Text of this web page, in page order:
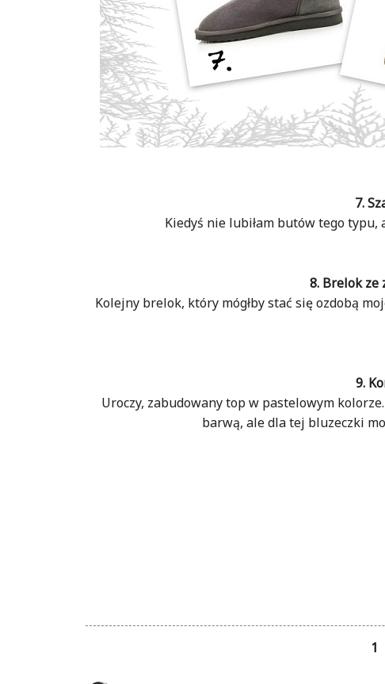
7.
Kiedyś nie lubiłam butów tego
8. Brelok ze
Kolejny brelok, który mógłby stać się ozdobą
9.
Uroczy, zabudowany top w pastelowym
barwą, ale dla tej bluzeczki
1